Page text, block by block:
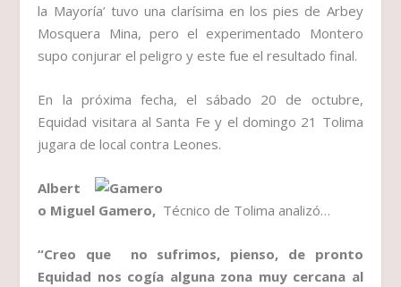
la Mayoría’ tuvo una clarísima en los pies de Arbey
Mosquera Mina, pero el experimentado Montero
supo conjurar el peligro y este fue el resultado final.
En la próxima fecha, el sábado 20 de octubre,
Equidad visitara al Santa Fe y el domingo 21 Tolima
jugara de local contra Leones.
Albert
o Miguel Gamero, Técnico de Tolima analizó…
“Creo que no sufrimos, pienso, de pronto
Equidad nos cogía alguna zona muy cercana al